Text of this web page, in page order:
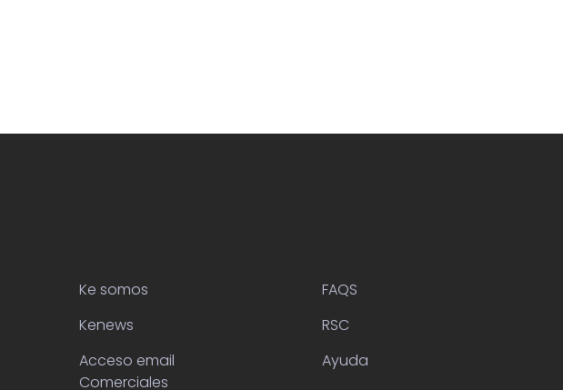
Ke somos
Kenews
Acceso email
Comerciales
FAQS
RSC
Ayuda